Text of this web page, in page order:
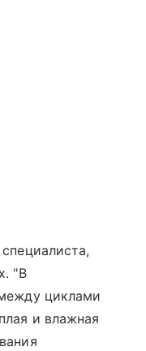
"В
циклами
и влажная